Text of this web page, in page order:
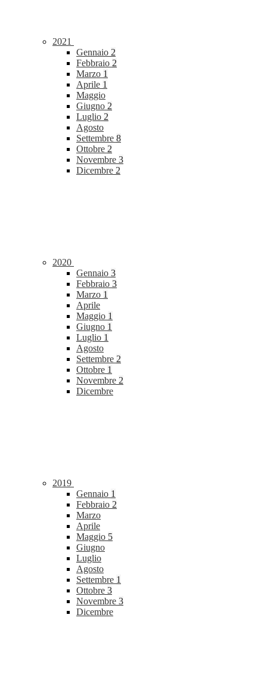
2021
Gennaio 2
Febbraio 2
Marzo 1
Aprile 1
Maggio
Giugno 2
Luglio 2
Agosto
Settembre 8
Ottobre 2
Novembre 3
Dicembre 2
2020
Gennaio 3
Febbraio 3
Marzo 1
Aprile
Maggio 1
Giugno 1
Luglio 1
Agosto
Settembre 2
Ottobre 1
Novembre 2
Dicembre
2019
Gennaio 1
Febbraio 2
Marzo
Aprile
Maggio 5
Giugno
Luglio
Agosto
Settembre 1
Ottobre 3
Novembre 3
Dicembre